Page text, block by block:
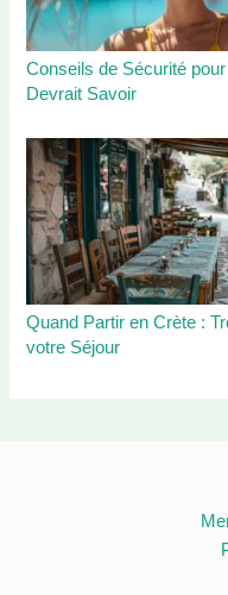
Conseils de Sécurité
Devrait Savoir
Quand Partir en Crète :
votre Séjour